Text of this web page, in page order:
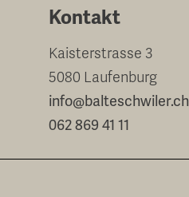
Kontakt
Kaisterstrasse 3
5080 Laufenburg
info@balteschwiler.ch
062 869 41 11